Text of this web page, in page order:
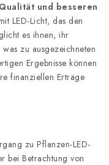
und besseren
LED-Licht, das den
es ihnen, ihr
zu ausgezeichneten
Ergebnisse können
finanziellen Erträge
zu Pflanzen-LED-
bei Betrachtung von